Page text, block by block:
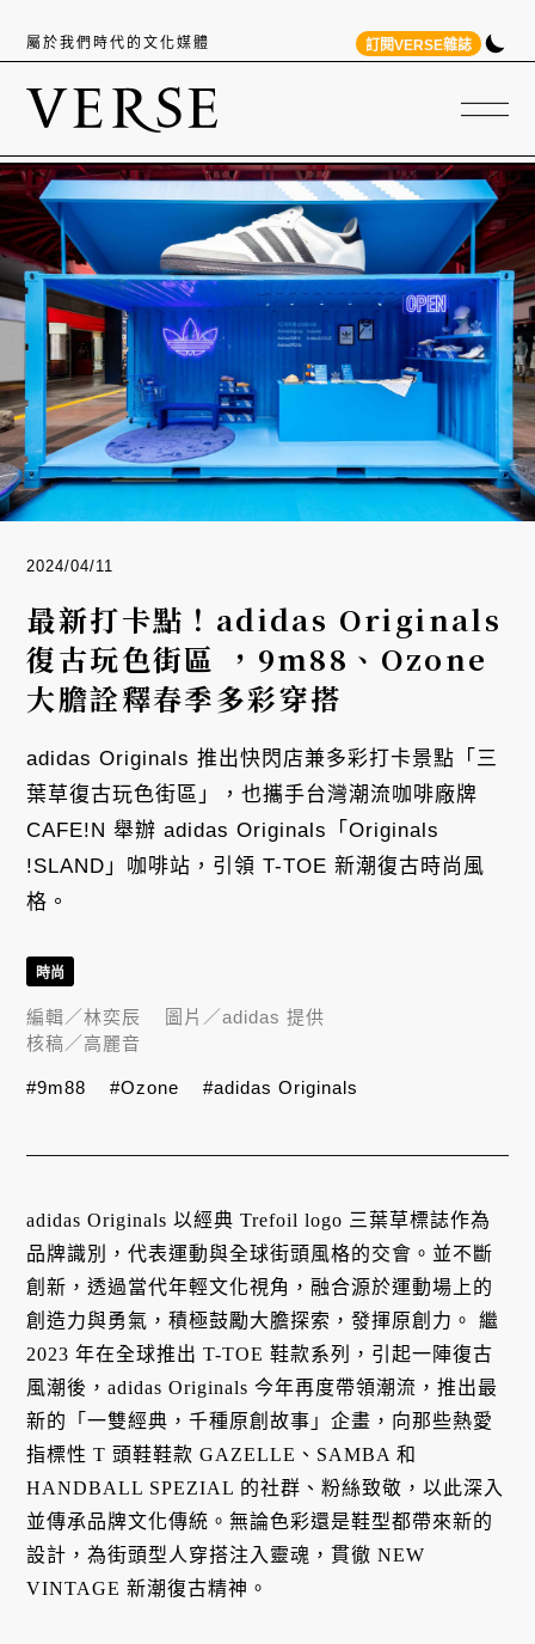
屬於我們時代的文化媒體 訂閱VERSE雜誌
2024/04/11
最新打卡點！adidas Originals
復古玩色街區 ，9m88、Ozone
大膽詮釋春季多彩穿搭
adidas Originals 推出快閃店兼多彩打卡景點「三
葉草復古玩色街區」，也攜手台灣潮流咖啡廠牌
CAFE!N 舉辦 adidas Originals「Originals
!SLAND」咖啡站，引領 T-TOE 新潮復古時尚風
格。
adidas Originals 以經典 Trefoil logo 三葉草標誌作為
品牌識別，代表運動與全球街頭風格的交會。並不斷
創新，透過當代年輕文化視角，融合源於運動場上的
創造力與勇氣，積極鼓勵大膽探索，發揮原創力。 繼
2023 年在全球推出 T-TOE 鞋款系列，引起一陣復古
風潮後，adidas Originals 今年再度帶領潮流，推出最
新的「一雙經典，千種原創故事」企畫，向那些熱愛
指標性 T 頭鞋鞋款 GAZELLE、SAMBA 和
HANDBALL SPEZIAL 的社群、粉絲致敬，以此深入
並傳承品牌文化傳統。無論色彩還是鞋型都帶來新的
設計，為街頭型人穿搭注入靈魂，貫徹 NEW
VINTAGE 新潮復古精神。
時尚
編輯／林奕辰 圖片／adidas 提供
核稿／高麗音
#9m88 #Ozone #adidas Originals